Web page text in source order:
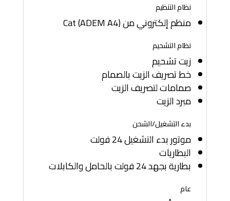
نظام التنظيم
منظم إلكتروني من Cat (ADEM A4)
نظام التشحيم
زيت تشحيم
خط تصريف الزيت بالصمام
صمامات لتصريف الزيت
مبرد الزيت
بدء التشغيل/الشحن
موتور بدء التشغيل 24 فولت
البطاريات
بطارية بجهد 24 فولت بالحامل والكابلات
عام